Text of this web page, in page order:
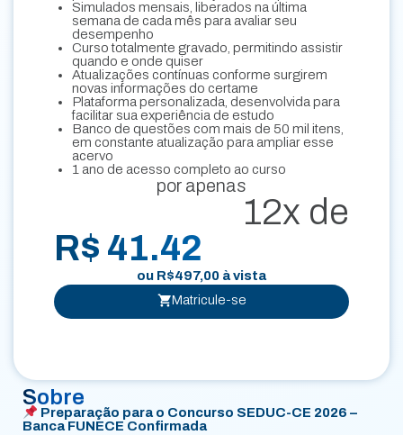
Sobre
Preparação para o Concurso SEDUC-CE 2026 –
Banca FUNECE Confirmada
Simulados mensais, liberados na última
semana de cada mês para avaliar seu
desempenho
Curso totalmente gravado, permitindo assistir
quando e onde quiser
Atualizações contínuas conforme surgirem
novas informações do certame
Plataforma personalizada, desenvolvida para
facilitar sua experiência de estudo
Banco de questões com mais de 50 mil itens,
em constante atualização para ampliar esse
acervo
1 ano de acesso completo ao curso
por apenas
12x de
R$ 41.42
ou R$497,00 à vista
Matricule-se